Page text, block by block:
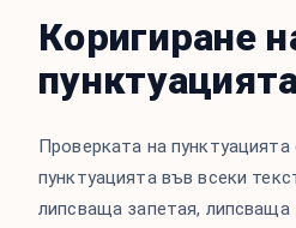
Коригиране
Проверката на пунктуацията
пунктуацията във всеки
липсваща запетая, липсваща